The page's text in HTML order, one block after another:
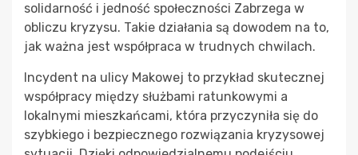
solidarność i jedność społeczności Zabrzega w
obliczu kryzysu. Takie działania są dowodem na to,
jak ważna jest współpraca w trudnych chwilach.
Incydent na ulicy Makowej to przykład skutecznej
współpracy między służbami ratunkowymi a
lokalnymi mieszkańcami, która przyczyniła się do
szybkiego i bezpiecznego rozwiązania kryzysowej